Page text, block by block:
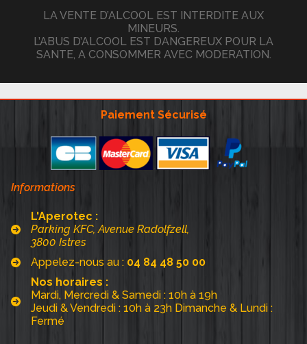
LA VENTE D’ALCOOL EST INTERDITE AUX
MINEURS.
L’ABUS D’ALCOOL EST DANGEREUX POUR LA
SANTE, A CONSOMMER AVEC MODERATION.
Paiement Sécurisé
Informations
L'Aperotec :
Parking KFC, Avenue Radolfzell,
3800 Istres
Appelez-nous au : 04 84 48 50 00
Nos horaires :
Mardi, Mercredi & Samedi : 10h à 19h
Jeudi & Vendredi : 10h à 23h Dimanche & Lundi :
Fermé